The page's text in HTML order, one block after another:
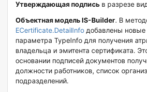
Утверждающая подпись в разрезе
Объектная модель IS-Builder. В
ECertificate.DetailInfo добавлены новые
параметра TypeInfo для получения
владельца и эмитента сертификата.
основании подписей документов
должности работников, список
подразделений.